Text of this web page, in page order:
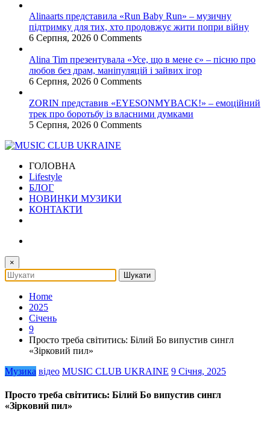
Alinaarts представила «Run Baby Run» – музичну
підтримку для тих, хто продовжує жити попри війну
6 Серпня, 2026 0 Comments
Alina Tim презентувала «Усе, що в мене є» – пісню про
любов без драм, маніпуляцій і зайвих ігор
6 Серпня, 2026 0 Comments
ZORIN представив «EYESONMYBACK!» – емоційний
трек про боротьбу із власними думками
5 Серпня, 2026 0 Comments
ГОЛОВНА
Lifestyle
БЛОГ
НОВИНКИ МУЗИКИ
КОНТАКТИ
×
Home
2025
Січень
9
Просто треба світитись: Білий Бо випустив сингл
«Зірковий пил»
Музика відео MUSIC CLUB UKRAINE 9 Січня, 2025
Просто треба світитись: Білий Бо випустив сингл
«Зірковий пил»